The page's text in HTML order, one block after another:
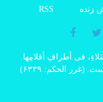
زنده RSS
فی أطرافِ أقلامِها.
الحکم: ۶۳۳۹)